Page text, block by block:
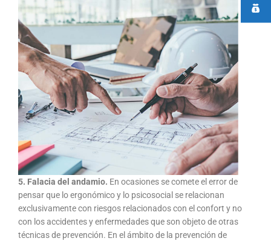
5. Falacia del andamio. En ocasiones se comete el error de
pensar que lo ergonómico y lo psicosocial se relacionan
exclusivamente con riesgos relacionados con el confort y no
con los accidentes y enfermedades que son objeto de otras
técnicas de prevención. En el ámbito de la prevención de